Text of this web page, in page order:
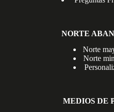
NORTE
Norte
Norte
MEDIOS DE